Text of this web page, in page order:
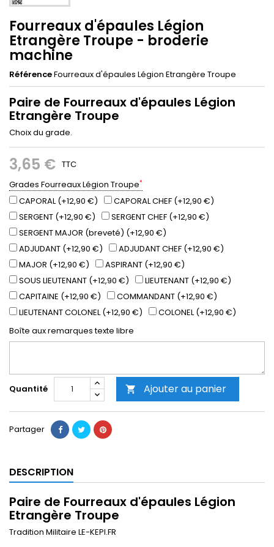
Fourreaux d'épaules Légion
Etrangère Troupe - broderie
machine
RéférenceFourreaux d'épaules Légion Etrangère Troupe
Paire de Fourreaux d'épaules Légion
Etrangère Troupe
Choix du grade.
3,65 € TTC
Grades Fourreaux Légion Troupe*
CAPORAL (+12,90 €)
CAPORAL CHEF (+12,90 €)
SERGENT (+12,90 €)
SERGENT CHEF (+12,90 €)
SERGENT MAJOR (breveté) (+12,90 €)
ADJUDANT (+12,90 €)
ADJUDANT CHEF (+12,90 €)
MAJOR (+12,90 €)
ASPIRANT (+12,90 €)
SOUS LIEUTENANT (+12,90 €)
LIEUTENANT (+12,90 €)
CAPITAINE (+12,90 €)
COMMANDANT (+12,90 €)
LIEUTENANT COLONEL (+12,90 €)
COLONEL (+12,90 €)
Boîte aux remarques texte libre
Quantité  Ajouter au panier
Partager
DESCRIPTION
Paire de Fourreaux d'épaules Légion
Etrangère Troupe
Tradition Militaire LE-KEPI.FR